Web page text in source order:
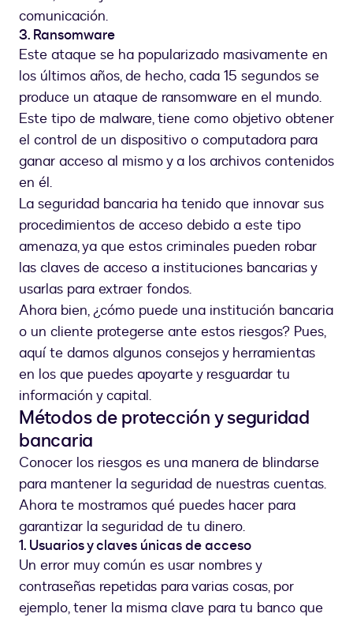
comunicación.
3. Ransomware
Este ataque se ha popularizado masivamente en
los últimos años, de hecho, cada 15 segundos se
produce un ataque de ransomware en el mundo.
Este tipo de malware, tiene como objetivo obtener
el control de un dispositivo o computadora para
ganar acceso al mismo y a los archivos contenidos
en él.
La seguridad bancaria ha tenido que innovar sus
procedimientos de acceso debido a este tipo
amenaza, ya que estos criminales pueden robar
las claves de acceso a instituciones bancarias y
usarlas para extraer fondos.
Ahora bien, ¿cómo puede una institución bancaria
o un cliente protegerse ante estos riesgos? Pues,
aquí te damos algunos consejos y herramientas
en los que puedes apoyarte y resguardar tu
información y capital.
Métodos de protección y seguridad
bancaria
Conocer los riesgos es una manera de blindarse
para mantener la seguridad de nuestras cuentas.
Ahora te mostramos qué puedes hacer para
garantizar la seguridad de tu dinero.
1. Usuarios y claves únicas de acceso
Un error muy común es usar nombres y
contraseñas repetidas para varias cosas, por
ejemplo, tener la misma clave para tu banco que